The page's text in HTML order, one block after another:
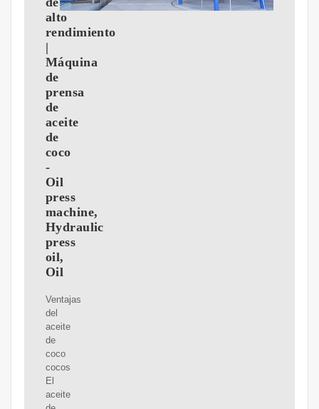
alto
rendimiento
|
Máquina
de
prensa
de
aceite
de
coco
-
Oil
press
machine,
Hydraulic
press
oil,
Oil
Ventajas
del
aceite
de
coco
cocos
El
aceite